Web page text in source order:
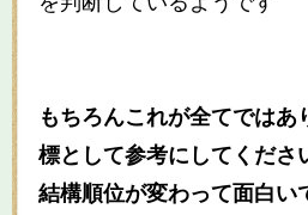
もちろんこれが全てではあ
標として参考にしてくださ
結構順位が変わって面白い